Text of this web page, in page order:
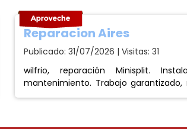
Reparacion Aires
Publicado: 31/07/2026 | Visitas: 31
wilfrio, reparación Minisplit. Instalación y
mantenimiento. Trabajo garantizado,
lavadora. Domicilios. Whatsapp: